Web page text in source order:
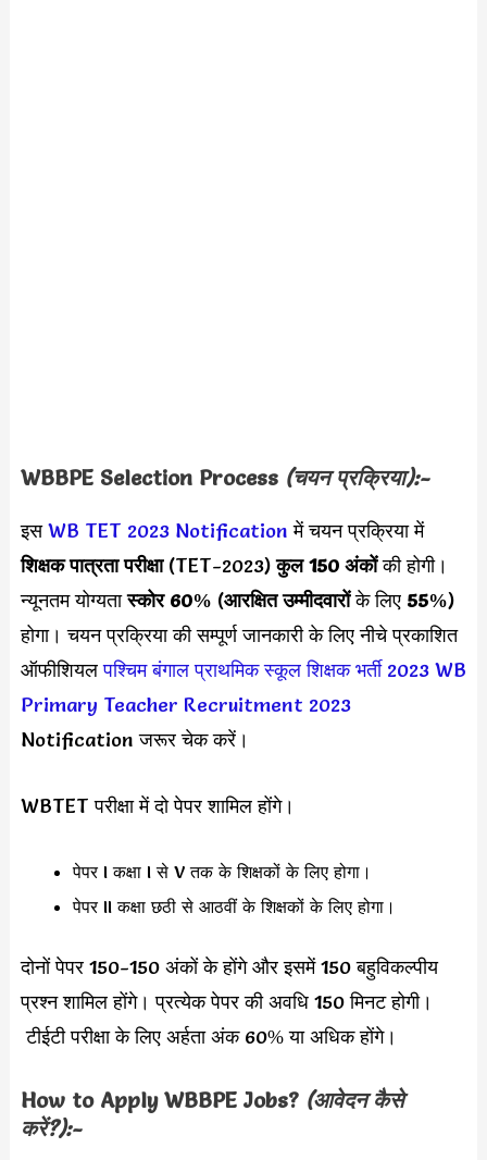
WBBPE Selection Process (चयन प्रक्रिया):-
इसWB TET 2023 Notification में चयन प्रक्रिया में
शिक्षक पात्रता परीक्षा (TET-2023)कुल 150 अंकोंकी होगी।
न्यूनतम योग्यतास्कोर 60% (आरक्षित उम्मीदवारोंके लिए55%)
होगा। चयन प्रक्रिया की सम्पूर्ण जानकारी के लिए नीचे प्रकाशित
ऑफीशियलपश्चिम बंगाल प्राथमिक स्कूल शिक्षक भर्ती 2023 WB
Primary Teacher Recruitment 2023
Notification जरूर चेक करें।
WBTET परीक्षा में दो पेपर शामिल होंगे।
पेपर I कक्षा I से V तक के शिक्षकों के लिए होगा।
पेपर II कक्षा छठी से आठवीं के शिक्षकों के लिए होगा।
दोनों पेपर 150-150 अंकों के होंगे और इसमें 150 बहुविकल्पीय
प्रश्न शामिल होंगे। प्रत्येक पेपर की अवधि 150 मिनट होगी।
टीईटी परीक्षा के लिए अर्हता अंक 60% या अधिक होंगे।
How to Apply WBBPE Jobs?(आवेदन कैसे
करें?):-